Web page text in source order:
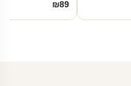
₪89